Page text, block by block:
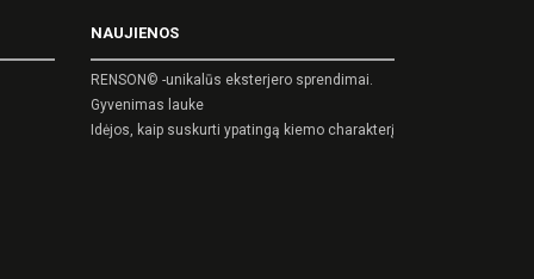
NAUJIENOS
RENSON© -unikalūs eksterjero sprendimai.
Gyvenimas lauke
Idėjos, kaip suskurti ypatingą kiemo charakterį